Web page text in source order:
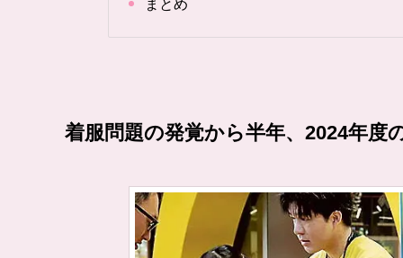
まとめ
着服問題の発覚から半年、2024年度